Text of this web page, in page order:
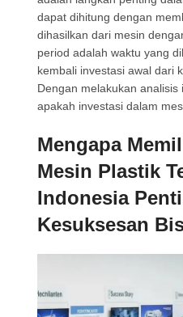
dapat dihitung dengan
dihasilkan dari mesin
period adalah waktu yang
kembali investasi awal dari
Dengan melakukan
apakah investasi dalam
Mengapa
Mesin Plastik
Indonesia
Kesuksesan